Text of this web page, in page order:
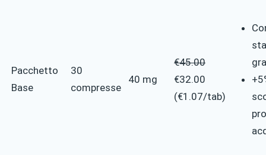
Pacchetto
Base
30
compresse
40 mg
€45.00
€32.00
(€1.07/tab)